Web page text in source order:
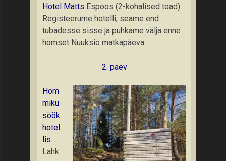
Hotel Matts Espoos (2-kohalised toad).
Registeerume hotelli, seame end
tubadesse sisse ja puhkame välja enne
homset Nuuksio matkapäeva.
2. päev
Hom
miku
söök
hotel
lis.
Lahk